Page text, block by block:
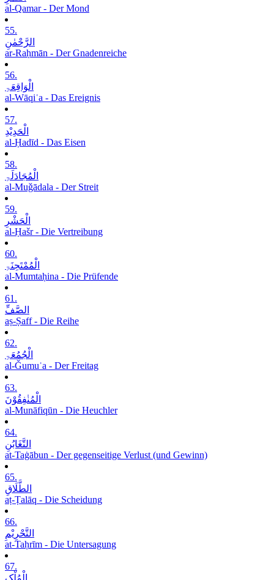
al-Qamar - Der Mond
55.
الرَّحْمٰنِ
ar-Raḥmān - Der Gnadenreiche
56.
الْوَاقِعَۃِ
al-Wāqiʿa - Das Ereignis
57.
الْحَدِیْدِ
al-Ḥadīd - Das Eisen
58.
الْمُجَادَلَۃِ
al-Muǧādala - Der Streit
59.
الْحَشْرِ
al-Ḥašr - Die Vertreibung
60.
الْمُمْتَحِنَۃِ
al-Mumtaḥina - Die Prüfende
61.
الصَّفِّ
aṣ-Ṣaff - Die Reihe
62.
الْجُمُعَۃِ
al-Ǧumuʿa - Der Freitag
63.
الْمُنٰفِقُوْنَ
al-Munāfiqūn - Die Heuchler
64.
التَّغَابُنِ
at-Taġābun - Der gegenseitige Verlust (und Gewinn)
65.
الطَّلَاقِ
aṭ-Ṭalāq - Die Scheidung
66.
التَّحْرِیْمِ
at-Taḥrīm - Die Untersagung
67.